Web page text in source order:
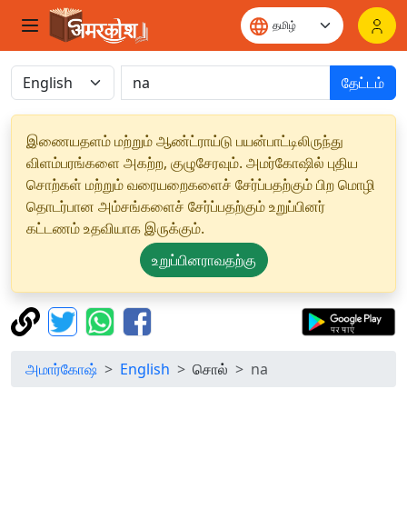
தேட்டம்
இணையதளம் மற்றும் ஆண்ட்ராய்டு பயன்பாட்டிலிருந்து
விளம்பரங்களை அகற்ற, குழுசேரவும். அமர்கோஷில் புதிய
சொற்கள் மற்றும் வரையறைகளைச் சேர்ப்பதற்கும் பிற மொழி
தொடர்பான அம்சங்களைச் சேர்ப்பதற்கும் உறுப்பினர்
கட்டணம் உதவியாக இருக்கும்.
உறுப்பினராவதற்கு
அமார்கோஷ் English சொல் na